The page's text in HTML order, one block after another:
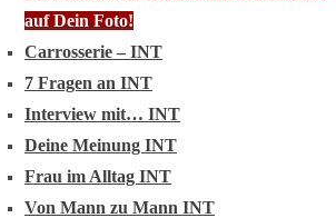
auf Dein Foto!
Carrosserie – INT
7 Fragen an INT
Interview mit… INT
Deine Meinung INT
Frau im Alltag INT
Von Mann zu Mann INT